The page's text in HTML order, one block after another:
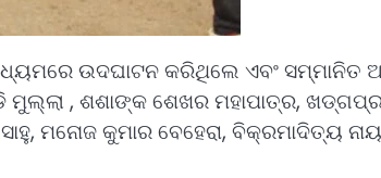
ଉଦଘାଟନ କରିଥିଲେ ଏବଂ ସମ୍ମାନିତ
, ଶଶାଙ୍କ ଶେଖର ମହାପାତ୍ର,
ମନୋଜ କୁମାର ବେହେରା, ବିକ୍ରମାଦିତ୍ୟ